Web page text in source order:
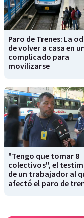
Paro de Trenes: La
de volver a casa en
complicado para
movilizarse
"Tengo que tomar 8
colectivos", el
de un trabajador al
afectó el paro de